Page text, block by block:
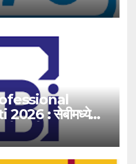
: सेबीमध्ये
भरती!